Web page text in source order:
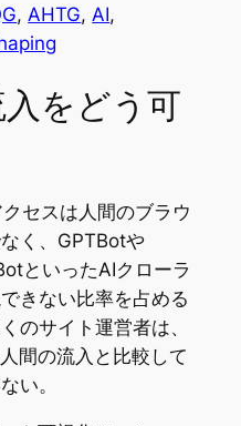
, AHTG, AI
をどう可
セスは人間のブラウ
く、GPTBotや
といったAIクローラ
きない比率を占める
のサイト運営者は、
間の流入と比較して
い。